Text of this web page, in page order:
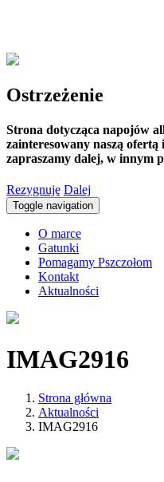
Ostrzeżenie
Strona dotycząca napojów
zainteresowany naszą ofertą
zapraszamy dalej, w innym
Rezygnuję Dalej
Toggle navigation
O marce
Gatunki
Pomagamy Pszczołom
Kontakt
Aktualności
IMAG2916
Strona główna
Aktualności
IMAG2916